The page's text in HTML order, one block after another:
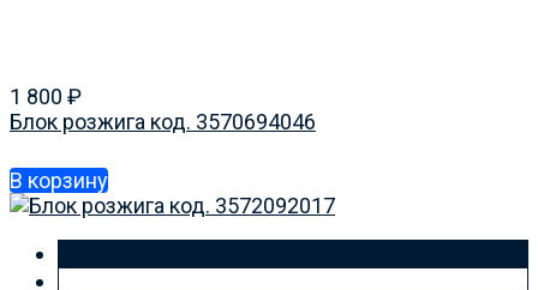
1 800 ₽
Блок розжига код. 3570694046
В корзину